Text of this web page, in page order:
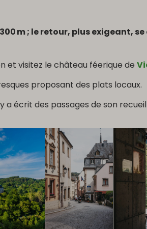
m ; le retour, plus exigeant,
et visitez le château féerique de
proposant des plats locaux.
a écrit des passages de son